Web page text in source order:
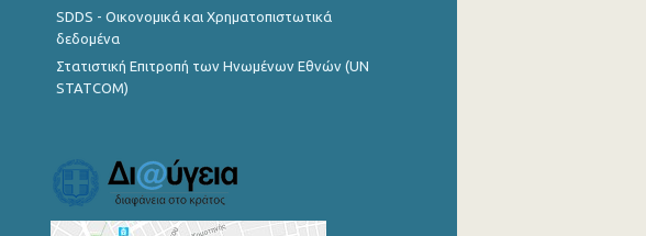
SDDS - Οικονομικά και Χρηματοπιστωτικά
δεδομένα
Στατιστική Επιτροπή των Ηνωμένων Εθνών (UN
STATCOM)